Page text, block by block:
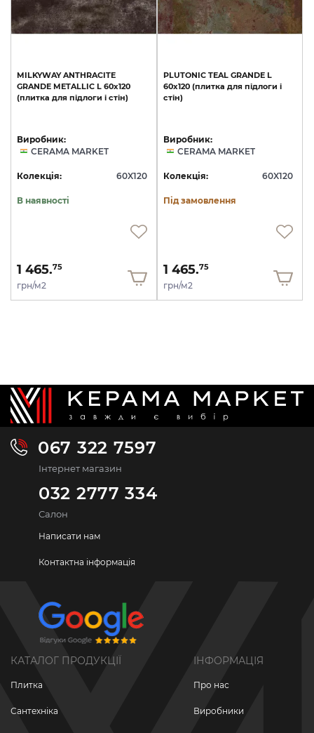
MILKYWAY ANTHRACITE
GRANDE METALLIC L 60х120
(плитка для підлоги і стін)
Виробник:
CERAMA MARKET
Колекція: 60X120
В наявності
1 465.75
грн/м2
PLUTONIC TEAL GRANDE L
60х120 (плитка для підлоги і
стін)
Виробник:
CERAMA MARKET
Колекція: 60X120
Під замовлення
1 465.75
грн/м2
067 322 7597
Інтернет магазин
032 2777 334
Салон
Написати нам
Контактна інформація
КАТАЛОГ ПРОДУКЦІЇ
Плитка
Сантехніка
ІНФОРМАЦІЯ
Про нас
Виробники